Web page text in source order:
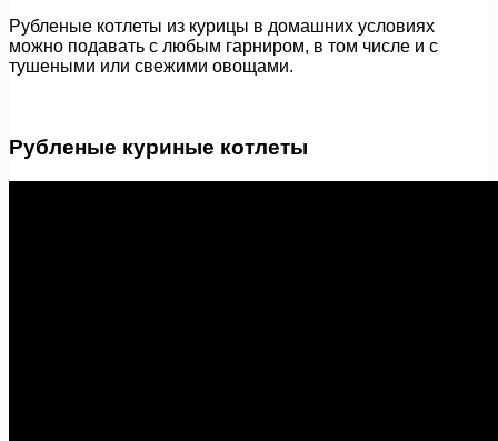
Рубленые котлеты из курицы в домашних условиях
можно подавать с любым гарниром, в том числе и с
тушеными или свежими овощами.
Рубленые куриные котлеты